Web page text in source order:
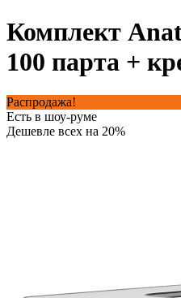
Комплект
100 парта +
Распродажа!
Есть в шоу-руме
Дешевле всех на 20%